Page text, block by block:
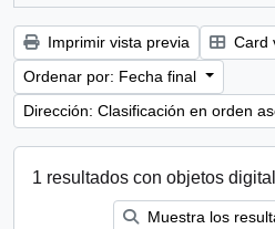
Imprimir vista previa Card
Ordenar por: Fecha final
Dirección: Clasificación en orden
1 resultados con objetos
Muestra los